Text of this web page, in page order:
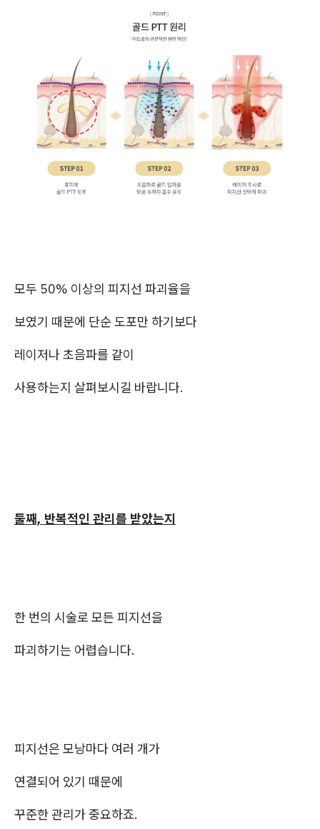
모두 50% 이상의 피지선 파괴율을
보였기 때문에 단순 도포만 하기보다
레이저나 초음파를 같이
사용하는지 살펴보시길 바랍니다.
둘째, 반복적인 관리를 받았는지
한 번의 시술로 모든 피지선을
파괴하기는 어렵습니다.
피지선은 모낭마다 여러 개가
연결되어 있기 때문에
꾸준한 관리가 중요하죠.